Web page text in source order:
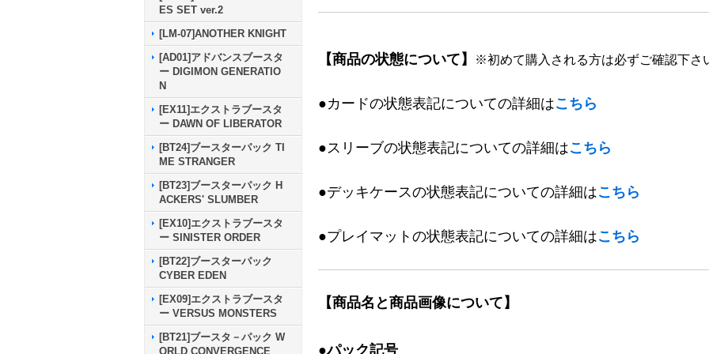
ES SET ver.2
[LM-07]ANOTHER KNIGHT
[AD01]アドバンスブースタ
ー DIGIMON GENERATIO
N
[EX11]エクストラブースタ
ー DAWN OF LIBERATOR
[BT24]ブースターパック TI
ME STRANGER
[BT23]ブースターパック H
ACKERS' SLUMBER
[EX10]エクストラブースタ
ー SINISTER ORDER
[BT22]ブースターパック
CYBER EDEN
[EX09]エクストラブースタ
ー VERSUS MONSTERS
[BT21]ブースタ－パック W
ORLD CONVERGENCE
【商品の状態について】 ※初めて購入される方は必ずご確認下さ
●カードの状態表記についての詳細はこちら
●スリーブの状態表記についての詳細はこちら
●デッキケースの状態表記についての詳細はこちら
●プレイマットの状態表記についての詳細はこちら
【商品名と商品画像について】
●パック記号